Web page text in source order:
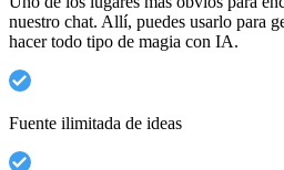
nuestro chat. Allí, puedes usarlo para
hacer todo tipo de magia con IA.
Fuente ilimitada de ideas